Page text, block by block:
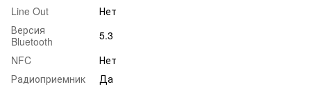
Line Out
Нет
Версия
Bluetooth
5.3
NFC
Нет
Радиоприемник
Да